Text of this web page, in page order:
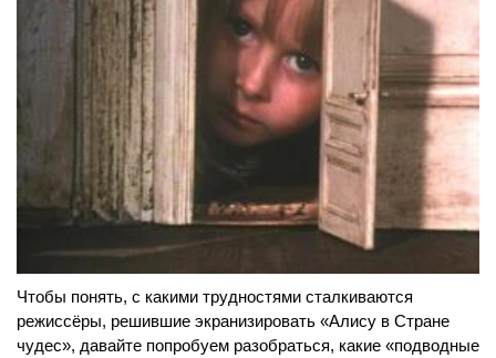
Чтобы понять, с какими трудностями сталкиваются
режиссёры, решившие экранизировать «Алису в Стране
чудес», давайте попробуем разобраться, какие «подводные